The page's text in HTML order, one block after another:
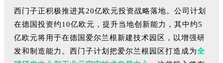
西门子正积极推进其20亿欧元投资战略落地。公司计划
在德国投资约10亿欧元，提升当地创新能力，其中约5
亿欧元将用于在德国爱尔兰根新建技术园区，以增强研
发和制造能力。西门子计划把爱尔兰根园区打造成为全